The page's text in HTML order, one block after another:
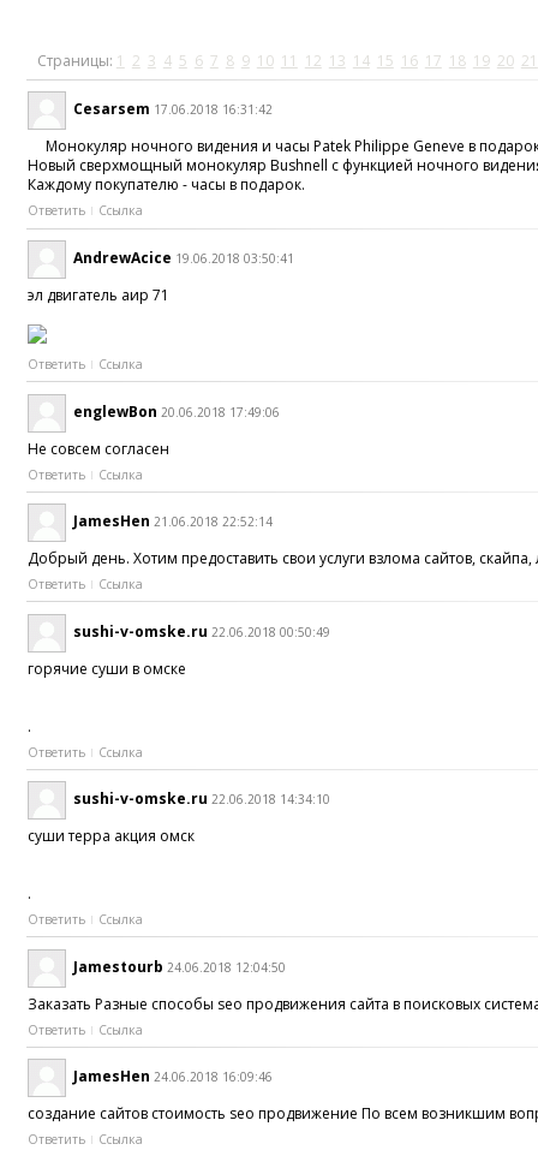
Страницы: 1 2 3 4 5 6 7 8 9 10 11 12 13 14 15 16 17 18 19 20 21
Cesarsem 17.06.2018 16:31:42
Монокуляр ночного видения и часы Patek Philippe Geneve в
Новый сверхмощный монокуляр Bushnell с функцией ночного
Каждому покупателю - часы в подарок.
Ответить Ссылка
AndrewAcice 19.06.2018 03:50:41
эл двигатель аир 71
Ответить Ссылка
englewBon 20.06.2018 17:49:06
Не совсем согласен
Ответить Ссылка
JamesHen 21.06.2018 22:52:14
Добрый день. Хотим предоставить свои услуги взлома сайтов,
Ответить Ссылка
sushi-v-omske.ru 22.06.2018 00:50:49
горячие суши в омске
.
Ответить Ссылка
sushi-v-omske.ru 22.06.2018 14:34:10
суши терра акция омск
.
Ответить Ссылка
Jamestourb 24.06.2018 12:04:50
Заказать Разные способы seo продвижения сайта в поисковых
Ответить Ссылка
JamesHen 24.06.2018 16:09:46
создание сайтов стоимость seo продвижение По всем возникшим
Ответить Ссылка